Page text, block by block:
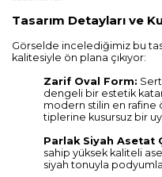
Tasarım Detayları ve
Görselde incelediğimiz bu
kalitesiyle ön plana çıkıyor:
Zarif Oval Form:
dengeli bir estetik
modern stilin en rafine
tiplerine kusursuz bir
Parlak Siyah Asetat
sahip yüksek kaliteli
siyah tonuyla